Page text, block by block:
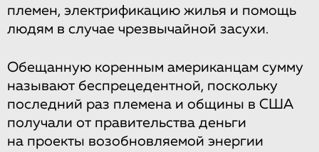
племен, электрификацию жилья и помощь
людям в случае чрезвычайной засухи.
Обещанную коренным американцам сумму
называют беспрецедентной, поскольку
последний раз племена и общины в США
получали от правительства деньги
на проекты возобновляемой энергии